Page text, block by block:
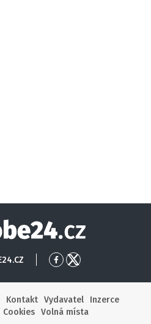
Globe24
Přejít
Facebook
Přejít
X
Kontakt Vydavatel
Inzerce
Volná místa